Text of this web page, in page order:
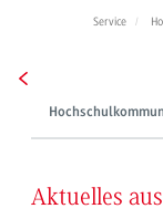
Service
Aktuelles